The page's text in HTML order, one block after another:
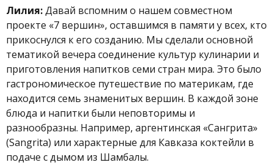
Лилия:Давай вспомним о нашем совместном
проекте «7 вершин», оставшимся в памяти у всех, кто
прикоснулся к его созданию. Мы сделали основной
тематикой вечера соединение культур кулинарии и
приготовления напитков семи стран мира. Это было
гастрономическое путешествие по материкам, где
находится семь знаменитых вершин. В каждой зоне
блюда и напитки были неповторимы и
разнообразны. Например, аргентинская «Сангрита»
(Sangrita) или характерные для Кавказа коктейли в
подаче с дымом из Шамбалы.